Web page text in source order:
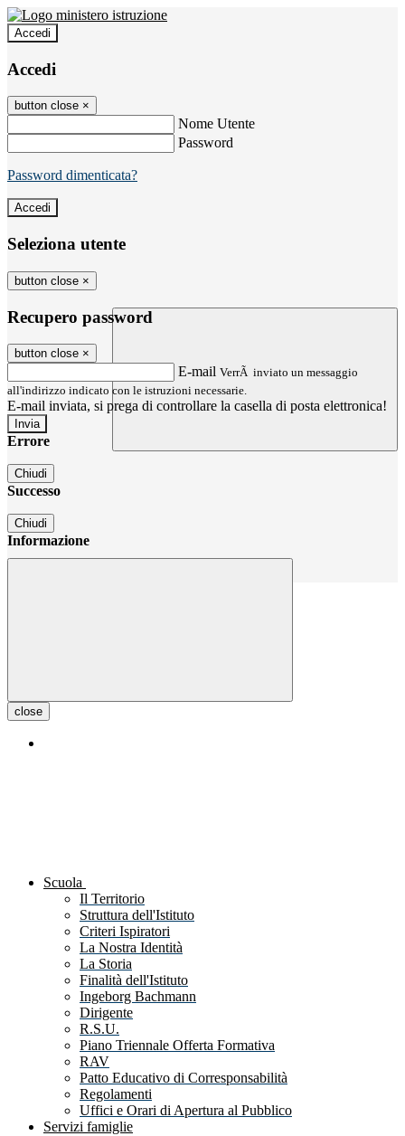
Accedi
Accedi
button close ×
Nome Utente
Password
Password dimenticata?
Seleziona utente
button close ×
Recupero password
button close ×
E-mail VerrÃ inviato un messaggio
all'indirizzo indicato con le istruzioni necessarie.
E-mail inviata, si prega di controllare la casella di posta elettronica!
Errore
Chiudi
Successo
Chiudi
Informazione
close
Scuola
Il Territorio
Struttura dell'Istituto
Criteri Ispiratori
La Nostra Identità
La Storia
Finalità dell'Istituto
Ingeborg Bachmann
Dirigente
R.S.U.
Piano Triennale Offerta Formativa
RAV
Patto Educativo di Corresponsabilità
Regolamenti
Uffici e Orari di Apertura al Pubblico
Servizi famiglie